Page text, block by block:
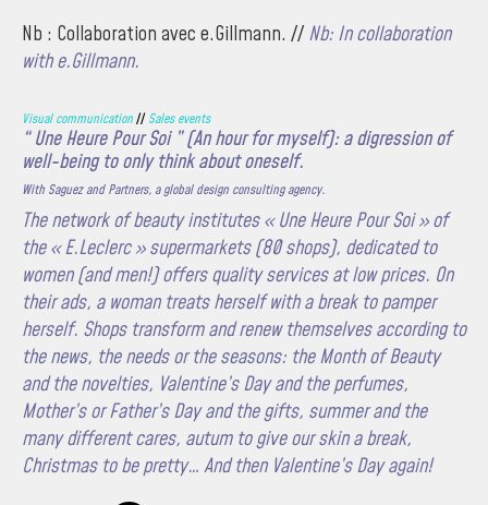
Nb : Collaboration avec e.Gillmann. // Nb: In collaboration
with e.Gillmann.
Visual communication//Sales events
“ Une Heure Pour Soi ” (An hour for myself): a digression of
well-being to only think about oneself.
With Saguez and Partners, a global design consulting agency.
The network of beauty institutes « Une Heure Pour Soi » of
the « E.Leclerc » supermarkets (80 shops), dedicated to
women (and men!) offers quality services at low prices. On
their ads, a woman treats herself with a break to pamper
herself. Shops transform and renew themselves according to
the news, the needs or the seasons: the Month of Beauty
and the novelties, Valentine’s Day and the perfumes,
Mother’s or Father’s Day and the gifts, summer and the
many different cares, autum to give our skin a break,
Christmas to be pretty… And then Valentine’s Day again!